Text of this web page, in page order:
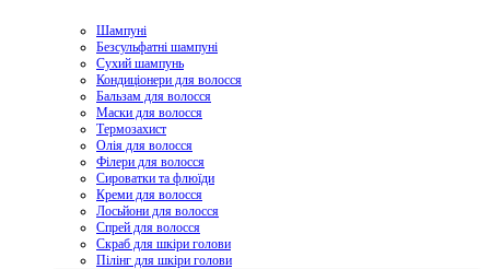
Шампуні
Безсульфатні шампуні
Сухий шампунь
Кондиціонери для волосся
Бальзам для волосся
Маски для волосся
Термозахист
Олія для волосся
Філери для волосся
Сироватки та флюїди
Креми для волосся
Лосьйони для волосся
Спрей для волосся
Скраб для шкіри голови
Пілінг для шкіри голови